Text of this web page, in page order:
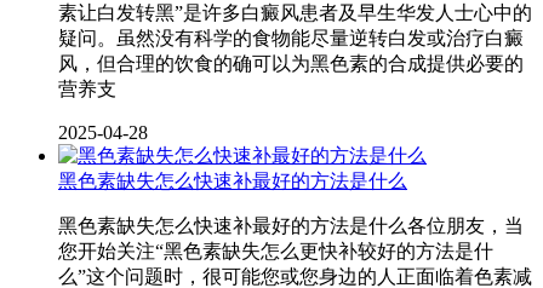
素让白发转黑”是许多白癜风患者及早生华发人士心中的
疑问。虽然没有科学的食物能尽量逆转白发或治疗白癜
风，但合理的饮食的确可以为黑色素的合成提供必要的
营养支
2025-04-28
黑色素缺失怎么快速补最好的方法是什么
黑色素缺失怎么快速补最好的方法是什么各位朋友，当
您开始关注“黑色素缺失怎么更快补较好的方法是什
么”这个问题时，很可能您或您身边的人正面临着色素减